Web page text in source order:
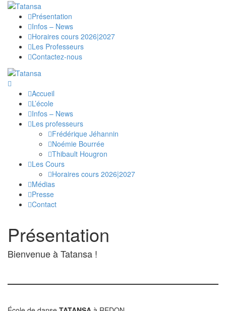
Présentation
Infos – News
Horaires cours 2026|2027
Les Professeurs
Contactez-nous
Accueil
L’école
Infos – News
Les professeurs
Frédérique Jéhannin
Noémie Bourrée
Thibault Hougron
Les Cours
Horaires cours 2026|2027
Médias
Presse
Contact
Présentation
Bienvenue à Tatansa !